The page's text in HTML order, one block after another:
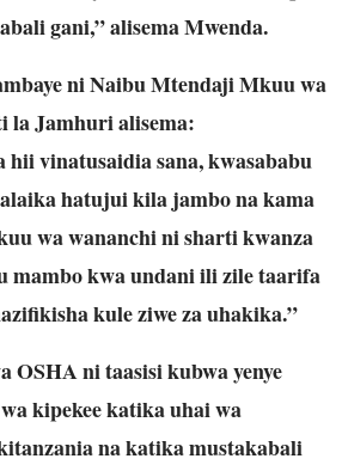
gani,” alisema Mwenda.
ni Naibu Mtendaji Mkuu wa
la Jamhuri alisema:
hii vinatusaidia sana, kwasababu
hatujuikila jambo na kama
wa wananchi ni sharti kwanza
mambo kwa undani ili zile taarifa
kule ziweza uhakika.”
OSHA ni taasisi kubwa yenye
kipekee katika uhai wa
na katika mustakabali